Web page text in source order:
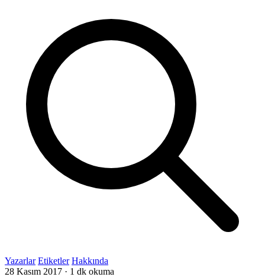
Yazarlar Etiketler Hakkında
28 Kasım 2017 · 1 dk okuma